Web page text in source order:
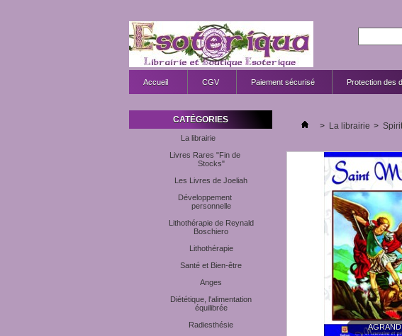
Accueil CGV Paiement sécurisé Protection des
CATÉGORIES
La librairie
Livres Rares "Fin de
Stocks"
Les Livres de Joeliah
Développement
personnelle
Lithothérapie de Reynald
Boschiero
Lithothérapie
Santé et Bien-être
Anges
Diététique, l'alimentation
équilibrée
Radiesthésie
> La librairie >